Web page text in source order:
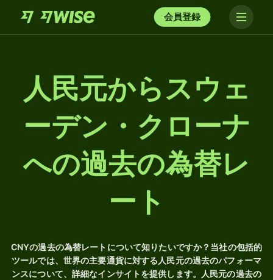
会員登録
人民元からスウェ
ーデン・クローナ
への過去の為替レ
ート
CNYの過去の為替レートについて知りたいですか？当社の包括的
ツールでは、世界の主要通貨に対する人民元の過去のパフォーマ
ンスについて、詳細なインサイトを提供します。人民元の過去の